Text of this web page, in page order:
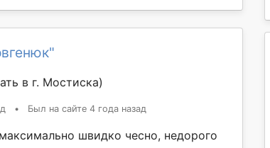
в г. Мостиска)
• Был на сайте 4 года назад
швидко чесно, недорого